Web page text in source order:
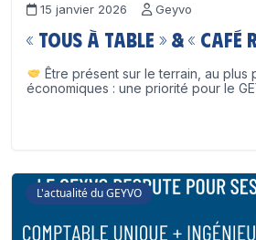
15 janvier 2026 Geyvo
« Tous à table » & « Café
Être présent sur le terrain, au plus
économiques : une priorité pour le
L'actualité du GEYVO